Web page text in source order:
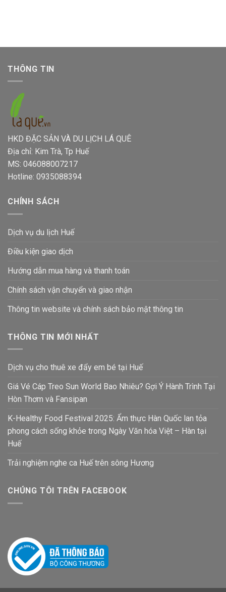
THÔNG TIN
HKD ĐẶC SẢN VÀ DU LỊCH LÁ QUÊ
Địa chỉ: Kim Trà, Tp Huế
MS: 046088007217
Hotline: 0935088394
CHÍNH SÁCH
Dịch vụ du lịch Huế
Điều kiện giao dịch
Hướng dẫn mua hàng và thanh toán
Chính sách vận chuyển và giao nhận
Thông tin website và chính sách bảo mật thông tin
THÔNG TIN MỚI NHẤT
Dịch vụ cho thuê xe đẩy em bé tại Huế
Giá Vé Cáp Treo Sun World Bao Nhiêu? Gợi Ý Hành Trình Tại
Hòn Thơm và Fansipan
K-Healthy Food Festival 2025: Ẩm thực Hàn Quốc lan tỏa
phong cách sống khỏe trong Ngày Văn hóa Việt – Hàn tại
Huế
Trải nghiệm nghe ca Huế trên sông Hương
CHÚNG TÔI TRÊN FACEBOOK